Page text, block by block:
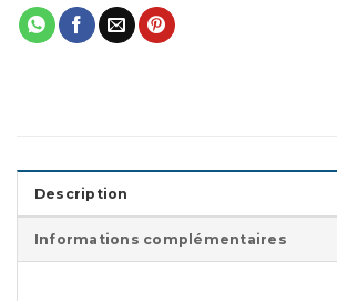
Description
Informations complémentaires